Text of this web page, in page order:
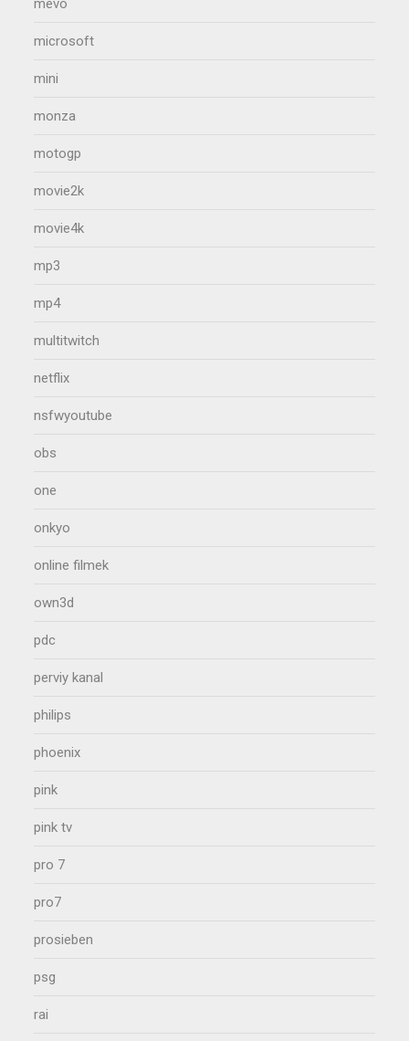
microsoft
mini
monza
motogp
movie2k
movie4k
mp3
mp4
multitwitch
netflix
nsfwyoutube
obs
one
onkyo
online filmek
own3d
pdc
perviy kanal
philips
phoenix
pink
pink tv
pro 7
pro7
prosieben
psg
rai